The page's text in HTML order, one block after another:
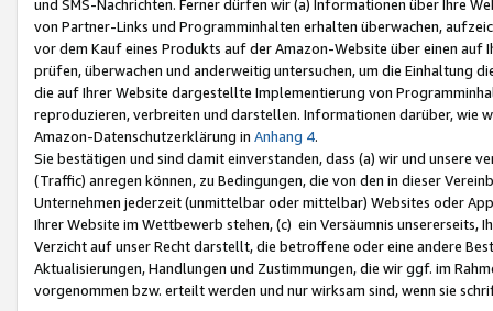
und SMS-Nachrichten. Ferner dürfen wir (a) Informationen über Ihre
von Partner-Links und Programminhalten erhalten überwachen,
vor dem Kauf eines Produkts auf der Amazon-Website über einen
prüfen, überwachen und anderweitig untersuchen, um die Einhaltung
die auf Ihrer Website dargestellte Implementierung von
reproduzieren, verbreiten und darstellen. Informationen darüber, wie
Amazon-Datenschutzerklärung in Anhang 4.
Sie bestätigen und sind damit einverstanden, dass (a) wir und
(Traffic) anregen können, zu Bedingungen, die von den in dieser
Unternehmen jederzeit (unmittelbar oder mittelbar) Websites oder
Ihrer Website im Wettbewerb stehen, (c) ein Versäumnis unsererseits,
Verzicht auf unser Recht darstellt, die betroffene oder eine andere
Aktualisierungen, Handlungen und Zustimmungen, die wir ggf. im
vorgenommen bzw. erteilt werden und nur wirksam sind, wenn sie